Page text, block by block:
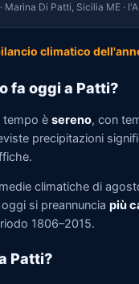
· Marina Di Patti, Sicilia ME ·
climatico
fa oggi a Patti?
tempo è sereno, con
precipitazioni
climatiche di
si preannuncia più
1806–2015.
Patti?